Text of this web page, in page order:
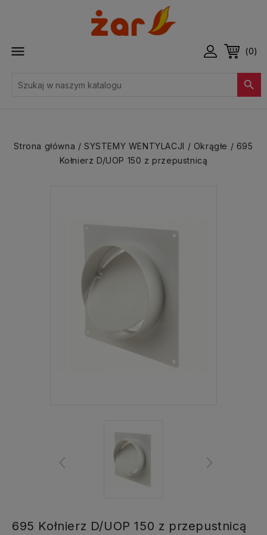
 (0)

Strona główna SYSTEMY WENTYLACJI Okrągłe
695
Kołnierz D/UOP 150 z przepustnicą
695 Kołnierz D/UOP 150 z przepustnicą